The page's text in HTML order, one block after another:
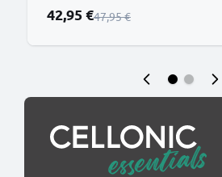
Sonderpreis
42,95 €Regulärer Preis
47,95 €